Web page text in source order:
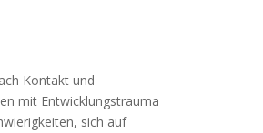
Kontakt und
mit Entwicklungstrauma
sich auf